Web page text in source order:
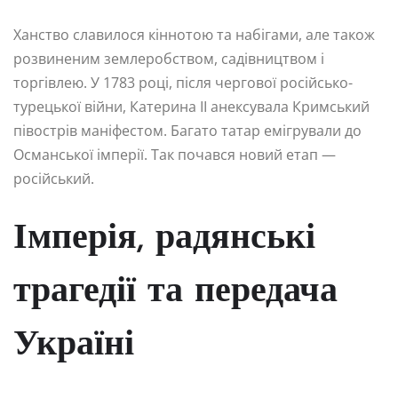
Ханство славилося кіннотою та набігами, але також
розвиненим землеробством, садівництвом і
торгівлею. У 1783 році, після чергової російсько-
турецької війни, Катерина II анексувала Кримський
півострів маніфестом. Багато татар емігрували до
Османської імперії. Так почався новий етап —
російський.
Імперія, радянські
трагедії та передача
Україні